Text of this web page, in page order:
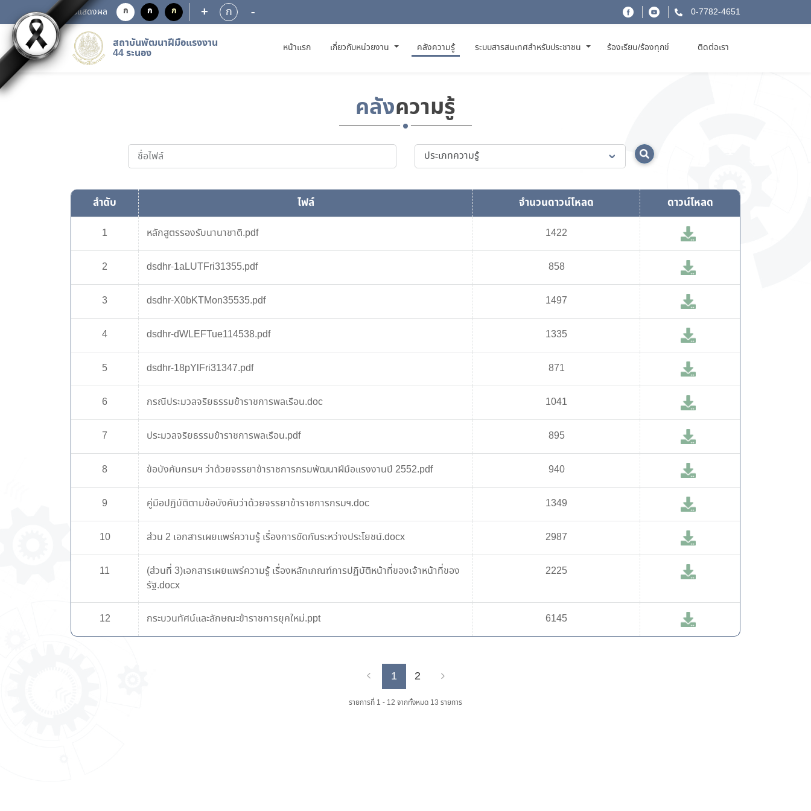
การแสดงผล ก ก ก + ก - 0-7782-4651
สถาบันพัฒนาฝีมือแรงงาน
44 ระนอง หน้าแรก(CURRENT)
เกี่ยวกับหน่วยงาน คลังความรู้ ระบบสารสนเทศสำหรับประชาชน ร้องเรียน/ร้องทุกข์ ติดต่อเรา
คลังความรู้
ลำดับ ไฟล์ จำนวนดาวน์โหลด ดาวน์โหลด
1 หลักสูตรรองรับนานาชาติ.pdf 1422
2 dsdhr-1aLUTFri31355.pdf 858
3 dsdhr-X0bKTMon35535.pdf 1497
4 dsdhr-dWLEFTue114538.pdf 1335
5 dsdhr-18pYlFri31347.pdf 871
6 กรณีประมวลจริยธรรมข้าราชการพลเรือน.doc 1041
7 ประมวลจริยธรรมข้าราชการพลเรือน.pdf 895
8 ข้อบังคับกรมฯ ว่าด้วยจรรยาข้าราชการกรมพัฒนาฝีมือแรงงานปี 2552.pdf 940
9 คู่มือปฏิบัติตามข้อบังคับว่าด้วยจรรยาข้าราชการกรมฯ.doc 1349
10 ส่วน 2 เอกสารเผยแพร่ความรู้ เรื่องการขัดกันระหว่างประโยชน์.docx 2987
11
(ส่วนที่ 3)เอกสารเผยแพร่ความรู้ เรื่องหลักเกณฑ์การปฏิบัติหน้าที่ของเจ้าหน้าที่ของ
รัฐ.docx
2225
12 กระบวนทัศน์และลักษณะข้าราชการยุคใหม่.ppt 6145
Previous
1 2
รายการที่ 1 - 12 จากทั้งหมด 13 รายการ